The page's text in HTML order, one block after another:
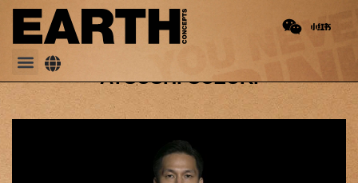
PREVIOUS
Chace
ATSUSHI SUZUKI